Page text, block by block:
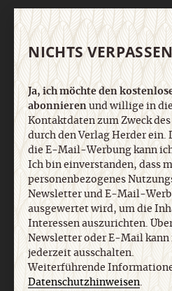
Vertrag widerrufen
Nach
NICHTS
Ja, ich möchte den
abonnierenund willige in
Kontaktdaten zum Zweck
durch den Verlag Herder ein.
die E-Mail-Werbung kann
Ich bin einverstanden, dass
personenbezogenes
Newsletter und E-Mail-
ausgewertet wird, um die
Interessen auszurichten.
Newsletter oder E-Mail kann
jederzeit ausschalten.
Weiterführende
Datenschutzhinweisen.